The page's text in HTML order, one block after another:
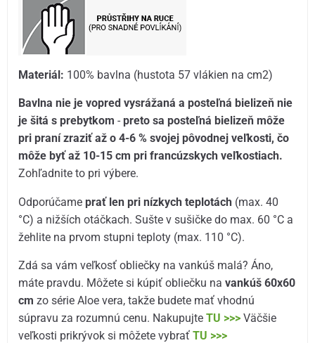
Materiál: 100% bavlna (hustota 57 vlákien na cm2)
Bavlna nie je vopred vysrážaná a posteľná bielizeň nie
je šitá s prebytkom -preto sa posteľná bielizeň môže
pri praní zraziť až o 4-6 % svojej pôvodnej veľkosti, čo
môže byť až 10-15 cm pri francúzskych veľkostiach.
Zohľadnite to pri výbere.
Odporúčameprať len pri nízkych teplotách (max. 40
°C) a nižších otáčkach. Sušte v sušičke do max. 60 °C a
žehlite na prvom stupni teploty (max. 110 °C).
Zdá sa vám veľkosť obliečky na vankúš malá? Áno,
máte pravdu. Môžete si kúpiť obliečku navankúš 60x60
cm zo série Aloe vera, takže budete mať vhodnú
súpravu za rozumnú cenu. NakupujteTU >>> Väčšie
veľkosti prikrývok si môžete vybraťTU >>>